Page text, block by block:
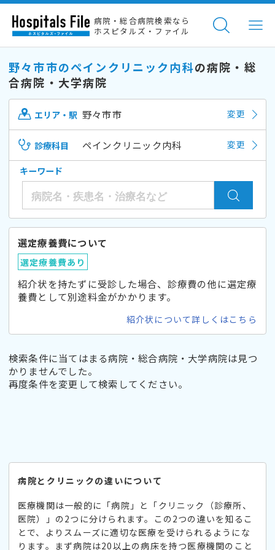
病院・総合病院検索なら
ホスピタルズ・ファイル
野々市市のペインクリニック内科の病院・総
合病院・大学病院
エリア・駅 野々市市 変更
診療科目 ペインクリニック内科 変更
キーワード
選定療養費について
選定療養費あり
紹介状を持たずに受診した場合、診療費の他に選定療
養費として別途料金がかかります。
紹介状について詳しくはこちら
検索条件に当てはまる病院・総合病院・大学病院は見つ
かりませんでした。
再度条件を変更して検索してください。
病院とクリニックの違いについて
医療機関は一般的に「病院」と「クリニック（診療所、
医院）」の2つに分けられます。この2つの違いを知るこ
とで、よりスムーズに適切な医療を受けられるようにな
ります。まず病院は20以上の病床を持つ医療機関のこと